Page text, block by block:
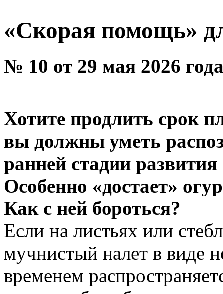
«Скорая помощь»
№ 10 от 29 мая 2026
Хотите продлить срок
вы должны уметь
ранней стадии
Особенно «достает»
Как с ней бороться?
Если на листьях или
мучнистый налет в виде
временем